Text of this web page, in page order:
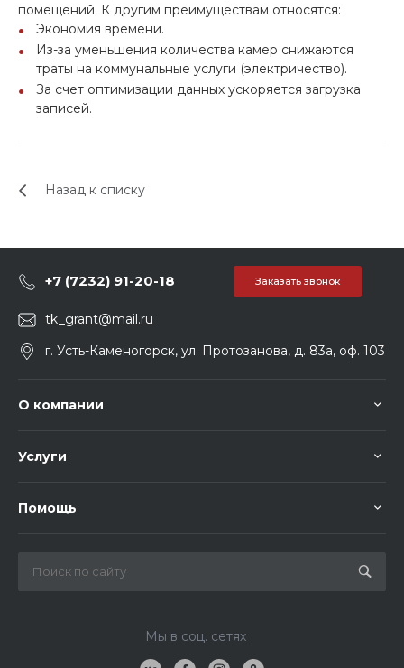
помещений. К другим преимуществам относятся:
Экономия времени.
Из-за уменьшения количества камер снижаются
траты на коммунальные услуги (электричество).
За счет оптимизации данных ускоряется загрузка
записей.
Назад к списку
+7 (7232) 91-20-18 Заказать звонок
tk_grant@mail.ru
г. Усть-Каменогорск, ул. Протозанова, д. 83а, оф. 103
О компании
Услуги
Помощь
Мы в соц. сетях